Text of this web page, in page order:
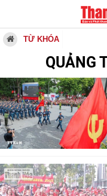
TỪ KHÓA
QUẢNG